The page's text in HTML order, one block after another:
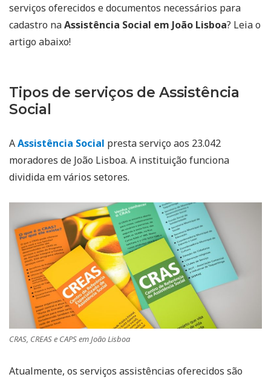
serviços oferecidos e documentos necessários para
cadastro naAssistência Social em João Lisboa? Leia o
artigo abaixo!
Tipos de serviços de Assistência
Social
AAssistência Social presta serviço aos 23.042
moradores de João Lisboa. A instituição funciona
dividida em vários setores.
CRAS, CREAS e CAPS em João Lisboa
Atualmente, os serviços assistências oferecidos são